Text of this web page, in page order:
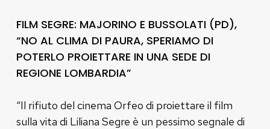
FILM SEGRE: MAJORINO E BUSSOLATI (PD),
“NO AL CLIMA DI PAURA, SPERIAMO DI
POTERLO PROIETTARE IN UNA SEDE DI
REGIONE LOMBARDIA”
“Il rifiuto del cinema Orfeo di proiettare il film
sulla vita di Liliana Segre è un pessimo segnale di